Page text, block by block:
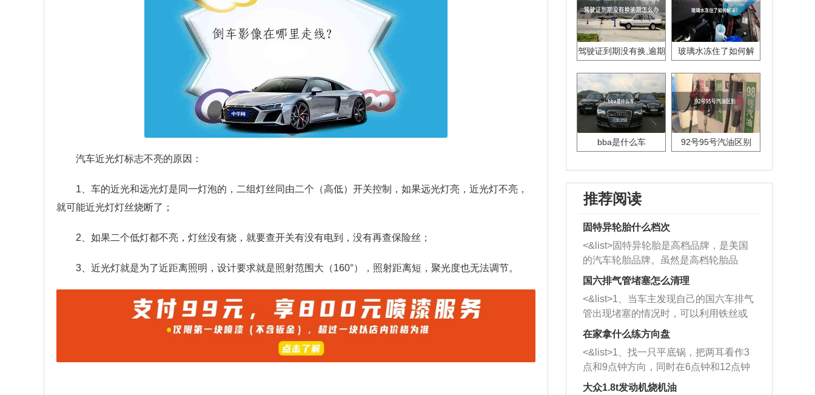
汽车近光灯标志不亮的原因：
1、车的近光和远光灯是同一灯泡的，二组灯丝同由二个（高低）开关控制，如果远光灯亮，近光灯不亮，
就可能近光灯灯丝烧断了；
2、如果二个低灯都不亮，灯丝没有烧，就要查开关有没有电到，没有再查保险丝；
3、近光灯就是为了近距离照明，设计要求就是照射范围大（160°），照射距离短，聚光度也无法调节。
驾驶证到期没有换,逾期
玻璃水冻住了如何解
bba是什么车 92号95号汽油区别
推荐阅读
固特异轮胎什么档次
<&list>固特异轮胎是高档品牌，是美国
的汽车轮胎品牌。虽然是高档轮胎品
牌，但是中高低端的轮胎都有生产，这
也是为了更好的开拓市场。
国六排气管堵塞怎么清理
<&list>1、当车主发现自己的国六车排气
管出现堵塞的情况时，可以利用铁丝或
者是细棍，直接将杂物给取出来，如果
堵塞情况比较严重，也可以采取应急措
施。 <&list>2、直接利用木棍将所有的
杂物推到排气管里面的位置处，然后将
三元催化器拆解开，就可以将堵塞的东
在家拿什么练方向盘
<&list>1、找一只平底锅，把两耳看作3
点和9点钟方向，同时在6点钟和12点钟
方向做一个标记。 <&list>2、双手握住
大众1.8t发动机烧机油